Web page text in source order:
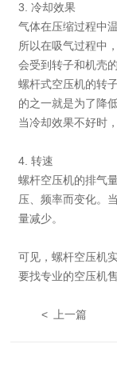
3. 冷却效果
气体在压缩过程中
所以在吸气过程中
会受到转子和机壳
螺杆式空压机的转
的之一就是为了降
当冷却效果不好时
4. 转速
螺杆空压机的排气
压、频率而变化。
量减少。
可见，螺杆空压机
要找专业的空压机
< 上一篇